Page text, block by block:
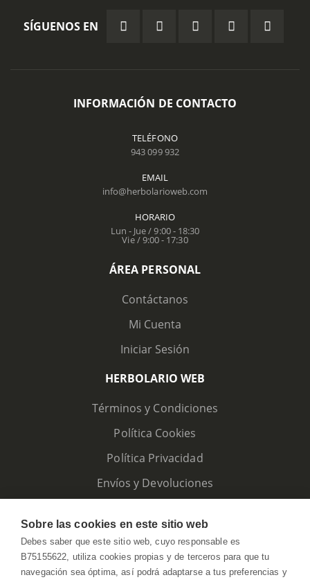
SÍGUENOS EN
INFORMACIÓN DE CONTACTO
TELÉFONO
943 099 932
EMAIL
info@herbolarioweb.com
HORARIO
Lun - Jue / 9:00 - 18:30
Vie / 9:00 - 17:30
ÁREA PERSONAL
Contáctanos
Mi Cuenta
Iniciar Sesión
HERBOLARIO WEB
Términos y Condiciones
Política Cookies
Política Privacidad
Envíos y Devoluciones
Sobre las cookies en este sitio web
Debes saber que este sitio web, cuyo responsable es
B75155622, utiliza cookies propias y de terceros para que tu
navegación sea óptima, así podrá adaptarse a tus preferencias y